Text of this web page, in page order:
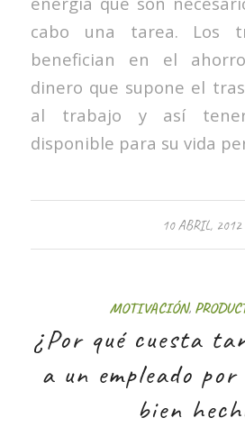
cabo una tarea. Los
benefician en el
dinero que supone el
al trabajo y así
disponible para su vida
10 ABRIL, 2012
MOTIVACIÓN,
¿Por qué cuesta
a un empleado
bien